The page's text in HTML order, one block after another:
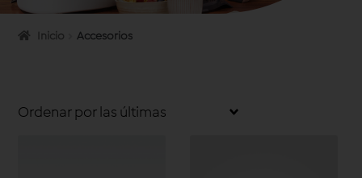
Inicio Accesorios